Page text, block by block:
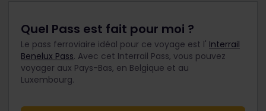
Quel Pass est fait pour moi ?
Le pass ferroviaire idéal pour ce voyage est l' Interrail
Benelux Pass. Avec cet Interrail Pass, vous pouvez
voyager aux Pays-Bas, en Belgique et au
Luxembourg.